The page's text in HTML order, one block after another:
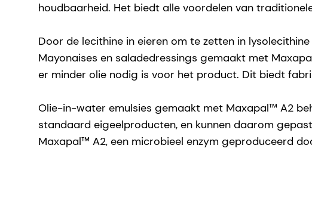
houdbaarheid. Het biedt alle voordelen van
Door de lecithine in eieren om te zetten in
Mayonaises en saladedressings gemaakt met
er minder olie nodig is voor het product. Dit biedt
Olie-in-water emulsies gemaakt met Maxapal™ A2
standaard eigeelproducten, en kunnen daarom
Maxapal™ A2, een microbieel enzym geproduceerd